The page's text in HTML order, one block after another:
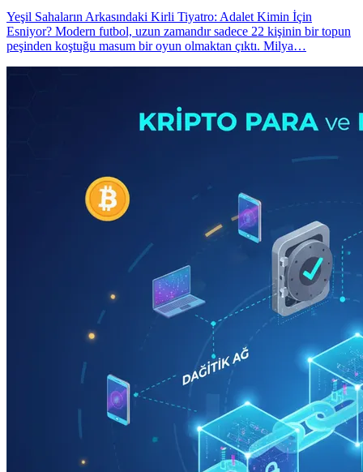
Yeşil Sahaların Arkasındaki Kirli Tiyatro: Adalet Kimin İçin
Esniyor? Modern futbol, uzun zamandır sadece 22 kişinin bir topun
peşinden koştuğu masum bir oyun olmaktan çıktı. Milya…